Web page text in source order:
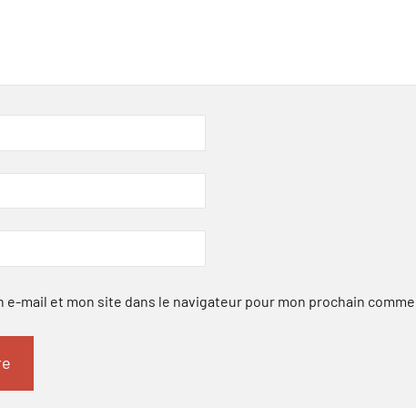
mail et mon site dans le navigateur pour mon prochain